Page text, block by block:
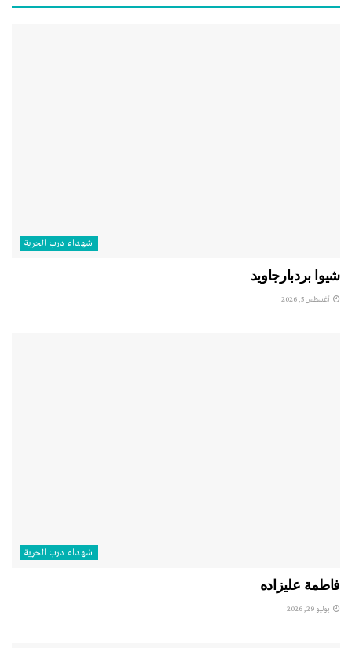
شهداء درب الحرية
شيوا بردبارجاويد
أغسطس 5, 2026
شهداء درب الحرية
فاطمة عليزاده
يوليو 29, 2026